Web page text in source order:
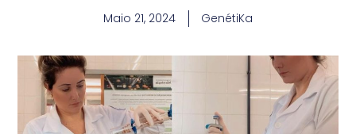
Maio 21, 2024 GenétiKa